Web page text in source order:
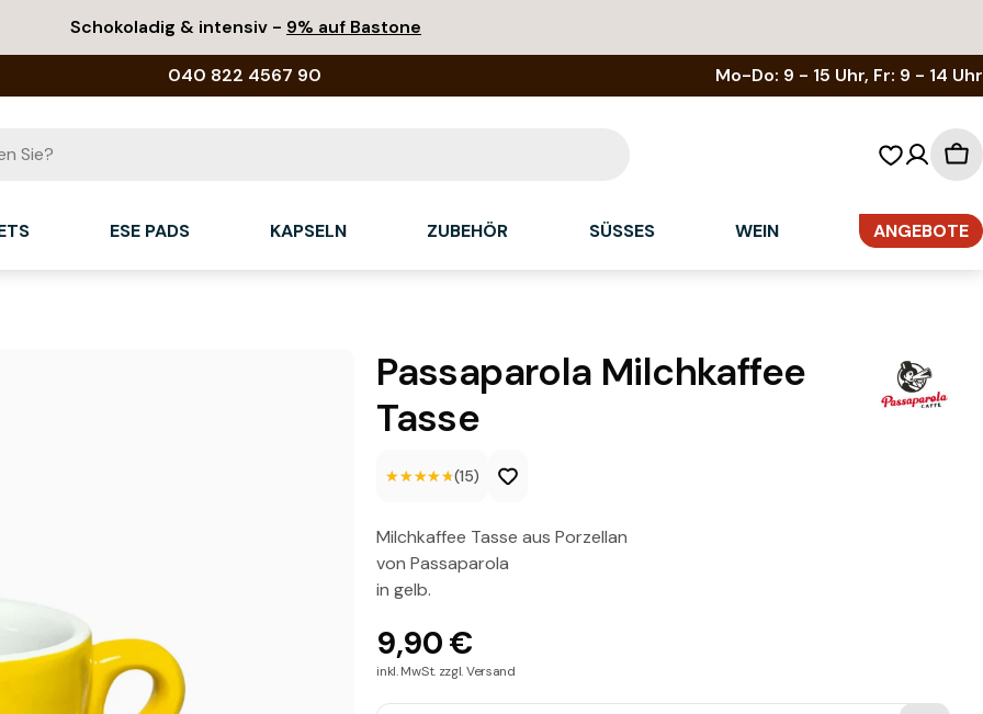
Schokoladig & intensiv - 9% auf Bastone
040 822 4567 90 Mo-Do: 9 - 15 Uhr, Fr: 9 - 14 Uhr
ESE PADS KAPSELN ZUBEHÖR SÜSSES WEIN ANGEBOTE
Passaparola Milchkaffee
Tasse
★★★★★
★★★★★(15)
Milchkaffee Tasse aus Porzellan
von Passaparola
in gelb.
9,90 €
inkl. MwSt. zzgl. Versand